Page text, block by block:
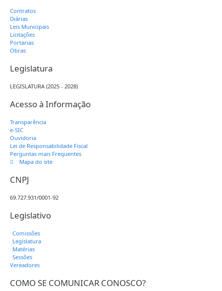
Contratos
Diárias
Leis Municipais
Licitações
Portarias
Obras
Legislatura
LEGISLATURA (2025 - 2028)
Acesso à Informação
Transparência
e-SIC
Ouvidoria
Lei de Responsabilidade Fiscal
Perguntas mais Frequentes
Mapa do site
CNPJ
69.727.931/0001-92
Legislativo
Comissões
Legislatura
Matérias
Sessões
Vereadores
COMO SE COMUNICAR CONOSCO?